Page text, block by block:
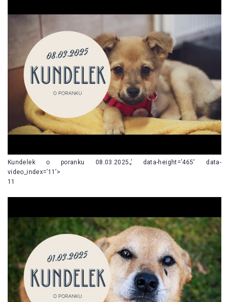
Kundelek o poranku 08.03.2025„’ data-height=’465′ data-
video_index=’11’>
11